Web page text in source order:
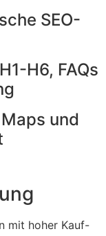
SEO-
H6, FAQs
und
mit hoher Kauf-